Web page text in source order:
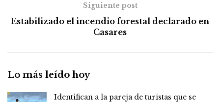
Siguiente post
Estabilizado el incendio forestal declarado en
Casares
Lo más leído hoy
Identifican a la pareja de turistas que se